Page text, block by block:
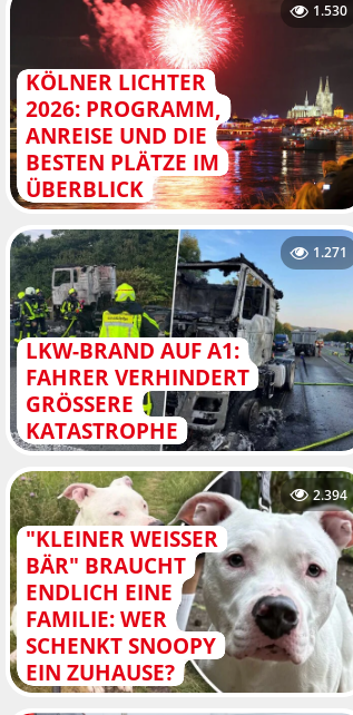
KÖLNER LICHTER
2026: PROGRAMM,
ANREISE UND DIE
BESTEN PLÄTZE IM
ÜBERBLICK
1.530
LKW-BRAND AUF A1:
FAHRER VERHINDERT
GRÖSSERE K
ATASTROPHE
1.271
"KLEINER WEISSER B
ÄR" BRAUCHT E
NDLICH EINE F
AMILIE: WER S
CHENKT SNOOPY E
IN ZUHAUSE?
2.394